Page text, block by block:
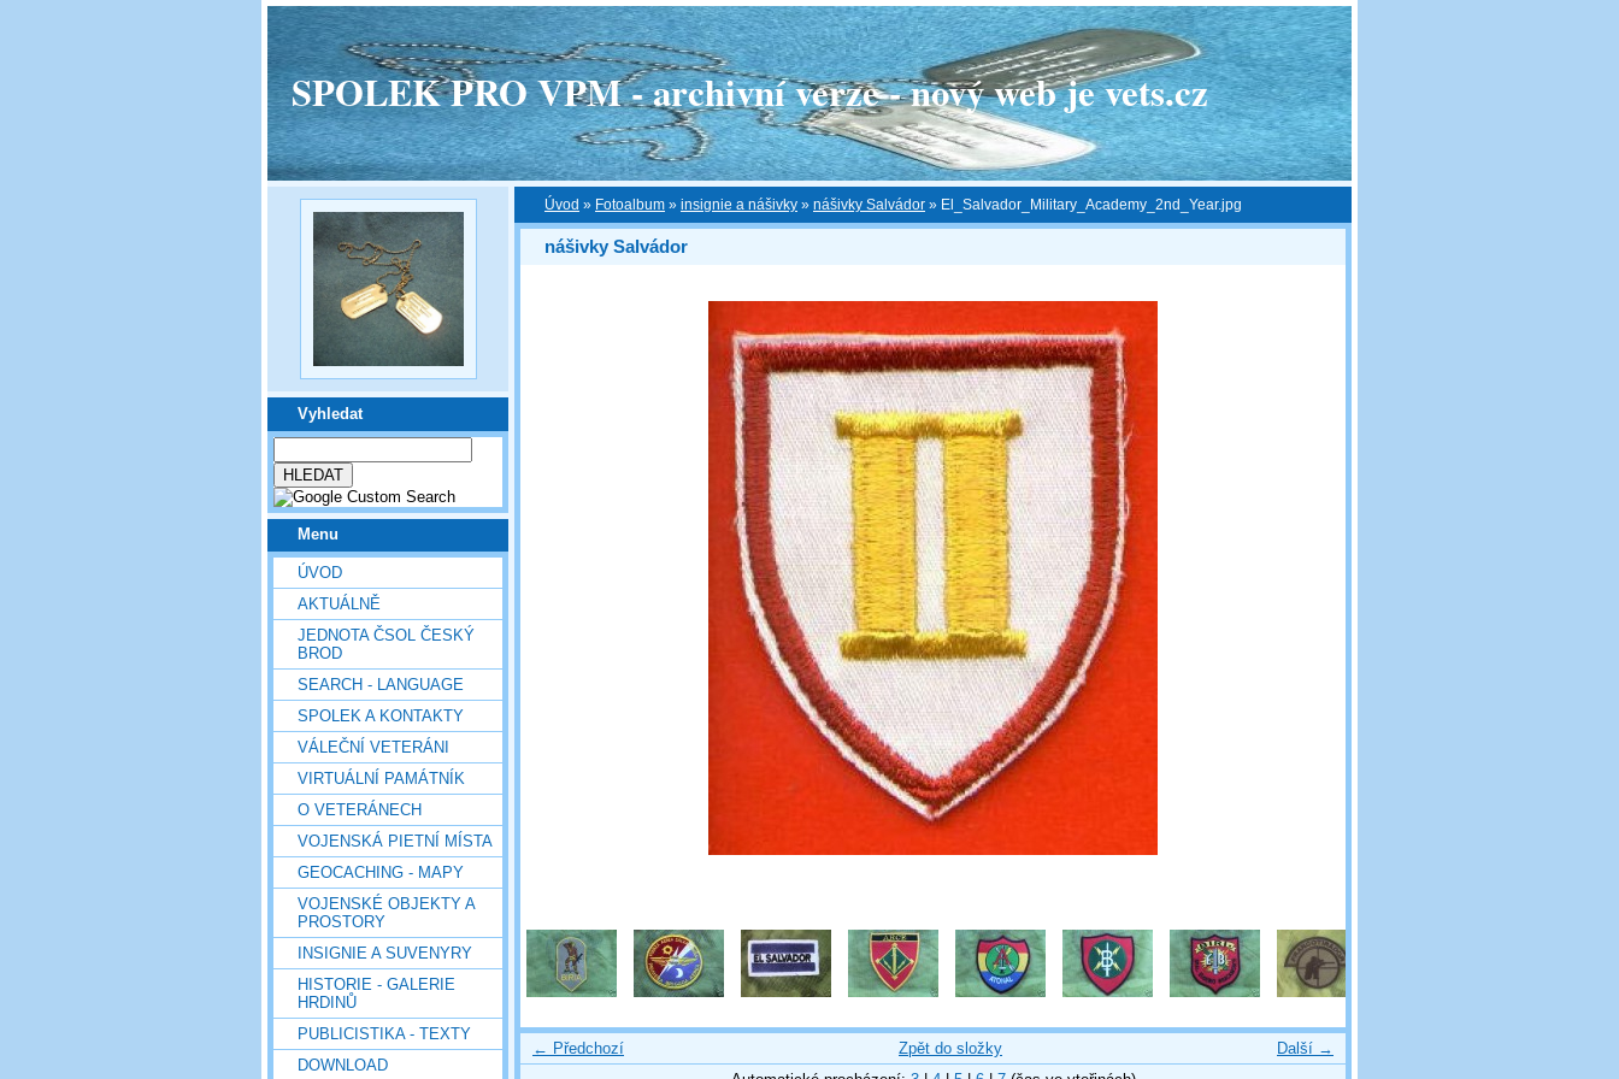
SPOLEK PRO VPM - archivní verze - nový web je vets.cz
Vyhledat
Menu
ÚVOD
AKTUÁLNĚ
JEDNOTA ČSOL ČESKÝ
BROD
SEARCH - LANGUAGE
SPOLEK A KONTAKTY
VÁLEČNÍ VETERÁNI
VIRTUÁLNÍ PAMÁTNÍK
O VETERÁNECH
VOJENSKÁ PIETNÍ MÍSTA
GEOCACHING - MAPY
VOJENSKÉ OBJEKTY A
PROSTORY
INSIGNIE A SUVENYRY
HISTORIE - GALERIE
HRDINŮ
PUBLICISTIKA - TEXTY
DOWNLOAD
Úvod » Fotoalbum » insignie a nášivky » nášivky Salvádor » El_Salvador_Military_Academy_2nd_Year.jpg
nášivky Salvádor
← Předchozí Další →
Zpět do složky